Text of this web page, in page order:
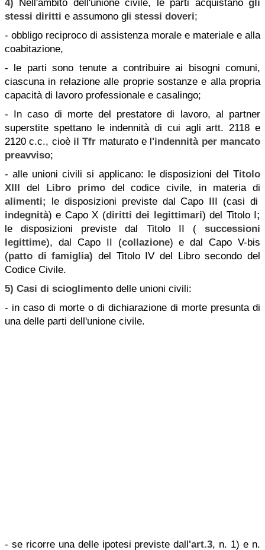
4) Nell'ambito dell'unione civile, le parti acquistanogli
stessi diritti e assumono gli stessi doveri;
- obbligo reciproco di assistenza morale e materiale e alla
coabitazione,
- le parti sono tenute a contribuire ai bisogni comuni,
ciascuna in relazione alle proprie sostanze e alla propria
capacità di lavoro professionale e casalingo;
- In caso di morte del prestatore di lavoro, al partner
superstite spettano le indennità di cui agli artt. 2118 e
2120 c.c., cioè il Tfr maturato e l'indennità per mancato
preavviso;
- alle unioni civili si applicano: le disposizioni del Titolo
XIII del Libro primodel codice civile, in materia di
alimenti; le disposizioni previste dal Capo III (casi di
indegnità) e Capo X (diritti dei legittimari) del Titolo I;
le disposizioni previste dal Titolo II (successioni
legittime), dal Capo II (collazione) e dal Capo V-bis
(patto di famiglia) del Titolo IV del Libro secondo del
Codice Civile.
5) Casi di scioglimento delle unioni civili:
- in caso di morte o di dichiarazione di morte presunta di
una delle parti dell'unione civile.
- se ricorre una delle ipotesi previste dall'art.3, n. 1) e n.